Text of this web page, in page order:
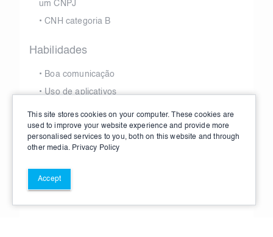
um CNPJ
•CNH categoria B
Habilidades
• Boa comunicação
• Uso de aplicativos
Boa direção
This site stores cookies on your computer. These cookies are
used to improve your website experience and provide more
personalised services to you, both on this website and through
other media. Privacy Policy
Accept